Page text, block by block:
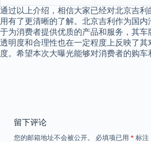
通过以上介绍，相信大家已经对北京吉
用有了更清晰的了解。北京吉利作为国内
于为消费者提供优质的产品和服务，其车
透明度和合理性也在一定程度上反映了其
度。希望本次大曝光能够对消费者的购车
留下评论
您的邮箱地址不会被公开。 必填项已用 * 标注